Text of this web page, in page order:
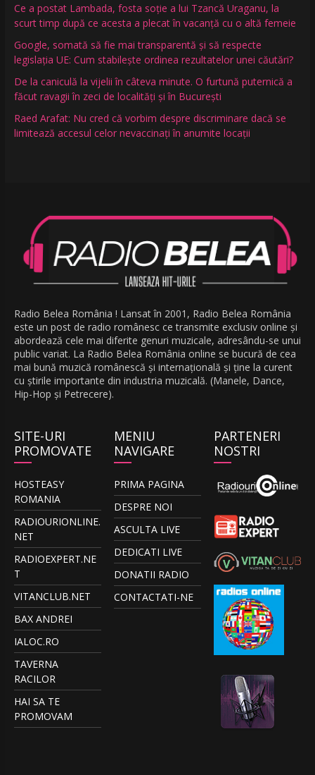
Ce a postat Lambada, fosta soție a lui Tzancă Uraganu, la
scurt timp după ce acesta a plecat în vacanță cu o altă femeie
Google, somată să fie mai transparentă și să respecte
legislația UE: Cum stabilește ordinea rezultatelor unei căutări?
De la caniculă la vijelii în câteva minute. O furtună puternică a
făcut ravagii în zeci de localități și în București
Raed Arafat: Nu cred că vorbim despre discriminare dacă se
limitează accesul celor nevaccinați în anumite locații
Radio Belea România ! Lansat în 2001, Radio Belea România
este un post de radio românesc ce transmite exclusiv online și
abordează cele mai diferite genuri muzicale, adresându-se unui
public variat. La Radio Belea România online se bucură de cea
mai bună muzică românescă și internațională și ține la curent
cu știrile importante din industria muzicală. (Manele, Dance,
Hip-Hop și Petrecere).
SITE-URI
PROMOVATE
HOSTEASY
ROMANIA
RADIOURIONLINE.
NET
RADIOEXPERT.NE
T
VITANCLUB.NET
BAX ANDREI
IALOC.RO
TAVERNA
RACILOR
HAI SA TE
PROMOVAM
MENIU
NAVIGARE
PRIMA PAGINA
DESPRE NOI
ASCULTA LIVE
DEDICATI LIVE
DONATII RADIO
CONTACTATI-NE
PARTENERI
NOSTRI